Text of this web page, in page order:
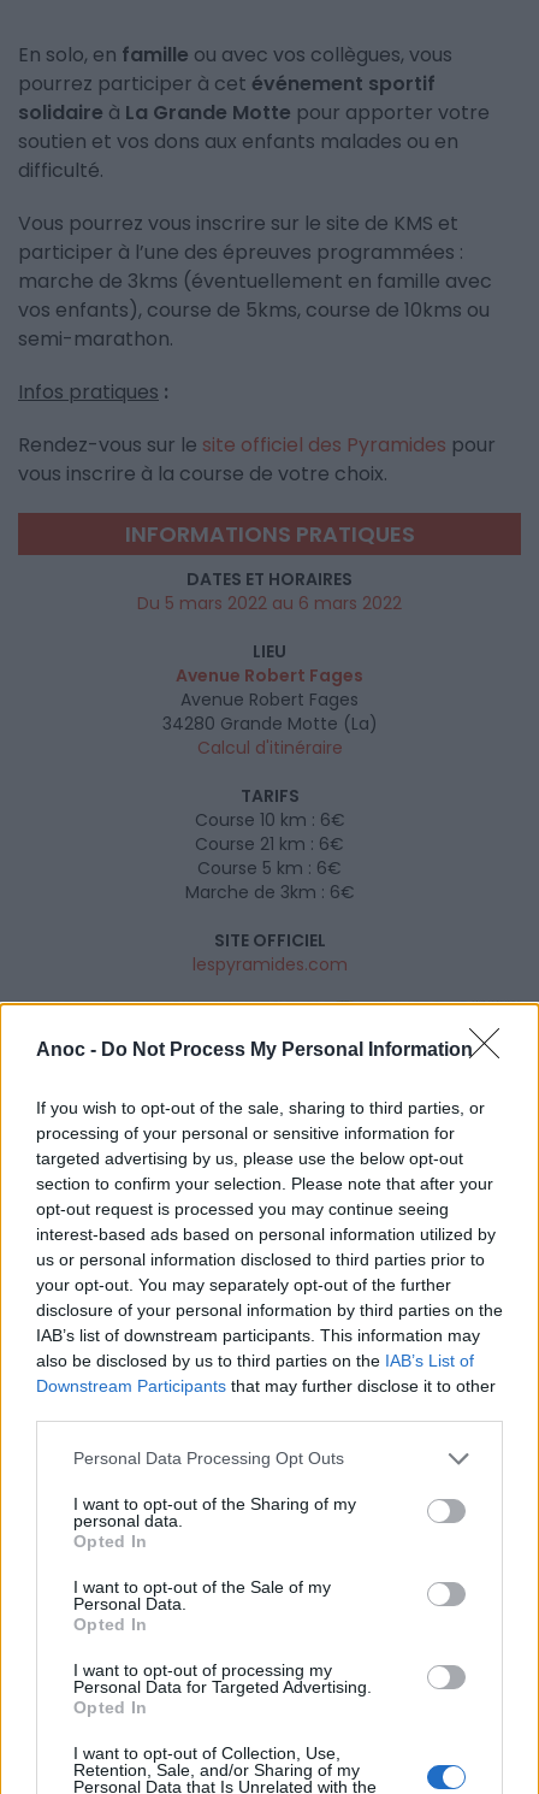
Anoc - Do Not Process My Personal Information
If you wish to opt-out of the sale, sharing to third parties, or
processing of your personal or sensitive information for
targeted advertising by us, please use the below opt-out
section to confirm your selection. Please note that after your
opt-out request is processed you may continue seeing
interest-based ads based on personal information utilized by
us or personal information disclosed to third parties prior to
your opt-out. You may separately opt-out of the further
disclosure of your personal information by third parties on the
IAB’s list of downstream participants. This information may
also be disclosed by us to third parties on the IAB’s List of
Downstream Participants that may further disclose it to other
Personal Data Processing Opt Outs
I want to opt-out of the Sharing of my
personal data.
Opted In
I want to opt-out of the Sale of my
Personal Data.
Opted In
I want to opt-out of processing my
Personal Data for Targeted Advertising.
Opted In
I want to opt-out of Collection, Use,
Retention, Sale, and/or Sharing of my
Personal Data that Is Unrelated with the
En solo, en famille ou avec vos collègues, vous
pourrez participer à cet événement sportif
solidaire à La Grande Motte pour apporter votre
soutien et vos dons aux enfants malades ou en
difficulté.
Vous pourrez vous inscrire sur le site de KMS et
participer à l’une des épreuves programmées :
marche de 3kms (éventuellement en famille avec
vos enfants), course de 5kms, course de 10kms ou
semi-marathon.
Infos pratiques :
Rendez-vous sur le site officiel des Pyramides pour
vous inscrire à la course de votre choix.
INFORMATIONS PRATIQUES
DATES ET HORAIRES
Du 5 mars 2022 au 6 mars 2022
LIEU
Avenue Robert Fages
Avenue Robert Fages
34280 Grande Motte (La)
Calcul d'itinéraire
TARIFS
Course 10 km : 6€
Course 21 km : 6€
Course 5 km : 6€
Marche de 3km : 6€
SITE OFFICIEL
lespyramides.com
AFFICHER LA CARTE
Mots-clés : sortir à montpellier,Hérault,La Grande Motte
que faire à Montpellier ce week end
course solidaire
À LIRE AUSSI...